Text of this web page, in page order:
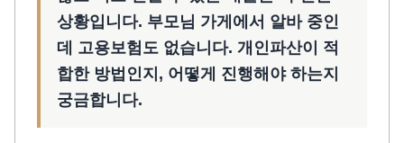
상황입니다. 부모님 가게에서 알바 중인
데 고용보험도 없습니다. 개인파산이 적
합한 방법인지, 어떻게 진행해야 하는지
궁금합니다.